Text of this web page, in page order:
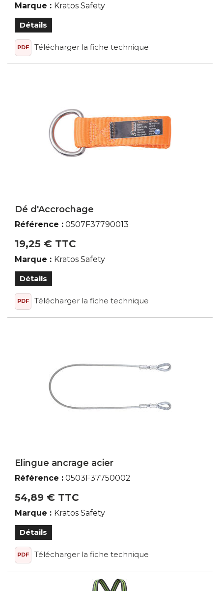
Marque : Kratos Safety
Détails
PDF Télécharger la fiche technique
Dé d'Accrochage
Référence : 0507F37790013
19,25 € TTC
Marque : Kratos Safety
Détails
PDF Télécharger la fiche technique
Elingue ancrage acier
Référence : 0503F37750002
54,89 € TTC
Marque : Kratos Safety
Détails
PDF Télécharger la fiche technique